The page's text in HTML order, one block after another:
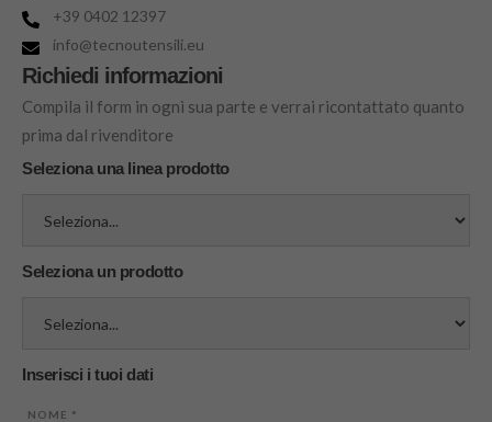
+39 0402 12397
info@tecnoutensili.eu
Richiedi informazioni
Compila il form in ogni sua parte e verrai ricontattato quanto
prima dal rivenditore
Seleziona una linea prodotto
Seleziona un prodotto
Inserisci i tuoi dati
NOME *